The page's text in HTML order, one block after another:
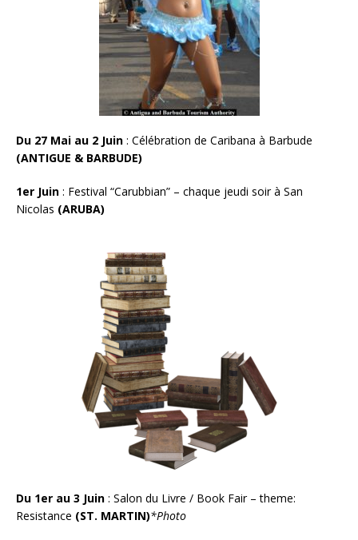
Du 27 Mai au 2 Juin : Célébration de Caribana à Barbude
(ANTIGUE & BARBUDE)
1er Juin : Festival “Carubbian” – chaque jeudi soir à San
Nicolas (ARUBA)
Du 1er au 3 Juin : Salon du Livre / Book Fair–theme:
Resistance (ST. MARTIN)*Photo